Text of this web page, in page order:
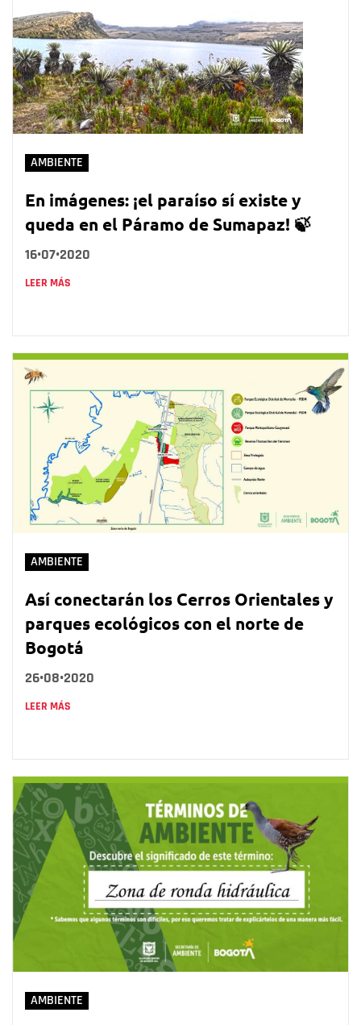
AMBIENTE
En imágenes: ¡el paraíso sí existe y
queda en el Páramo de Sumapaz! 🍃
16•07•2020
LEER MÁS
AMBIENTE
Así conectarán los Cerros Orientales y
parques ecológicos con el norte de
Bogotá
26•08•2020
LEER MÁS
AMBIENTE